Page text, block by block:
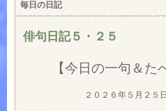
へ
毎日の日記
俳句日記５・２５
【今日の一句＆た
２０２６年５月２